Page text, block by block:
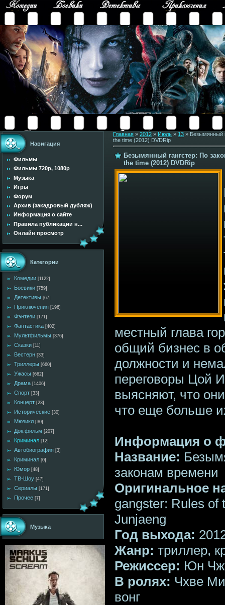
Навигация
Фильмы
Фильмы 720p, 1080p
Музыка
Игры
Форум
Архив (закадровый дубляж)
Информация о сайте
Правила публикации н...
Онлайн просмотр
Категории
Комедии [1122]
Боевики [759]
Детективы [67]
Приключения [196]
Фэнтези [171]
Фантастика [402]
Мультфильмы [376]
Сказки [11]
Вестерн [33]
Триллеры [660]
Ужасы [662]
Драма [1406]
Спорт [33]
Концерт [23]
Исторические [30]
Мюзикл [30]
Док.фильм [207]
Криминал [12]
Автобиография [3]
Криминал [0]
Юмор [48]
ТВ-Шоу [47]
Сериалы [171]
Прочее [7]
Музыка
Главная » 2012 » Июль » 13 » Безымянный
the time (2012) DVDRip
Безымянный гангстер: По
the time (2012) DVDRip
местный глава
общий бизнес в
должности и
переговоры Цой
выясняют, что
что еще больше
Информация о
Название:
законам времени
Оригинальное
gangster: Rules of
Junjaeng
Год выхода:
Жанр: триллер,
Режиссер: Юн
В ролях: Чхве
вонг